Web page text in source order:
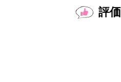
評価